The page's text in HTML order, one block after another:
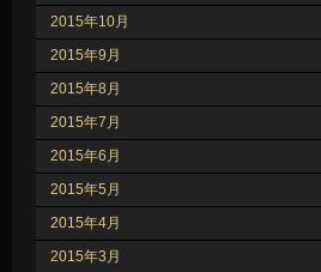
2015年10月
2015年9月
2015年8月
2015年7月
2015年6月
2015年5月
2015年4月
2015年3月